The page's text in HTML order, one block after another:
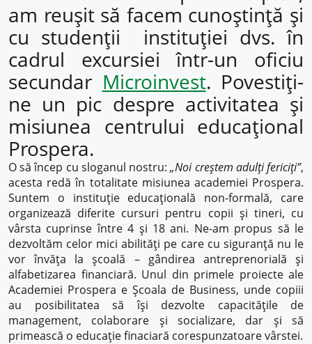
am reușit să facem cunoștință și
cu studenții instituției dvs. în
cadrul excursiei într-un oficiu
secundar Microinvest. Povestiți-
ne un pic despre activitatea și
misiunea centrului educațional
Prospera.
O să încep cu sloganul nostru:„Noi creștem adulți fericiți”,
acesta redă în totalitate misiunea academiei Prospera.
Suntem o instituție educațională non-formală, care
organizează diferite cursuri pentru copii și tineri, cu
vârsta cuprinse între 4 și 18 ani. Ne-am propus să le
dezvoltăm celor mici abilități pe care cu siguranță nu le
vor învăța la școală – gândirea antreprenorială și
alfabetizarea financiară. Unul din primele proiecte ale
Academiei Prospera e Școala de Business, unde copiii
au posibilitatea să își dezvolte capacitățile de
management, colaborare și socializare, dar și să
primească o educație finaciară corespunzatoare vârstei.